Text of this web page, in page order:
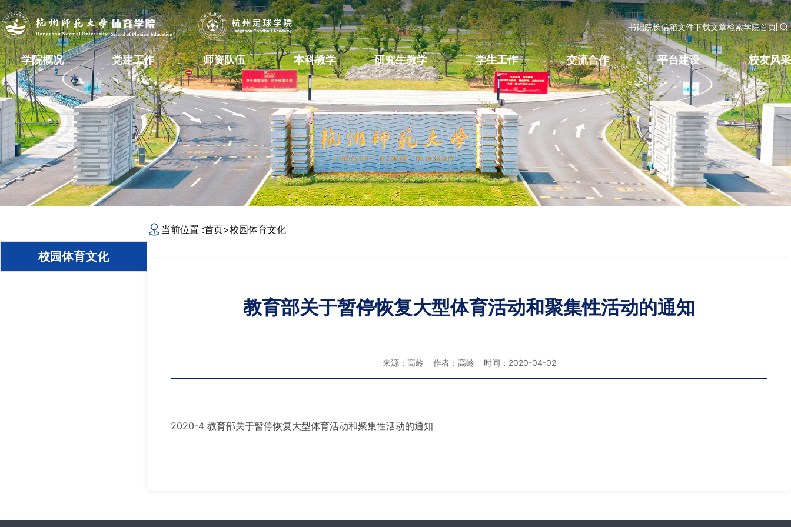
书记院长信箱文件下载文章检索学院首页
学院概况 党建工作 师资队伍 本科教学 研究生教学 学生工作 交流合作 平台建设 校友风采
校园体育文化
当前位置 :首页>校园体育文化
教育部关于暂停恢复大型体育活动和聚集性活动的通知
来源：高岭 作者：高岭 时间：2020-04-02
2020-4 教育部关于暂停恢复大型体育活动和聚集性活动的通知